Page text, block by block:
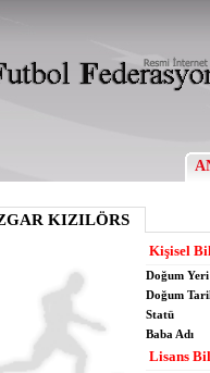
KIZILÖRS
Kişisel
Doğum Yeri
Doğum
Statü
Baba Adı
Lisans